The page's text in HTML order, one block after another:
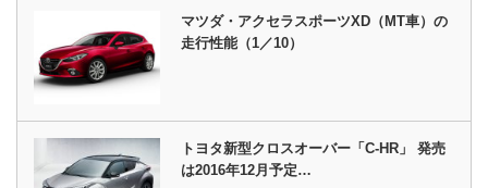
マツダ・アクセラスポーツXD（MT車）の
走行性能（1／10）
トヨタ新型クロスオーバー「C-HR」 発売
は2016年12月予定…